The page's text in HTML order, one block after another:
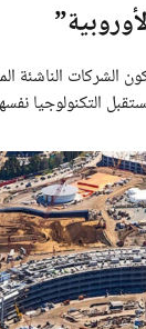
الشركات الناشئة
التكنولوجيا